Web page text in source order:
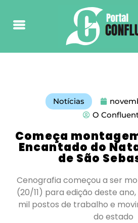
Notícias
O
Começa
Encantado do
de São
Cenografia começou a ser
(20/11) para edição deste
mil postos de trabalho e
do estado